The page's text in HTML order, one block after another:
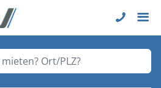
Ort/PLZ?